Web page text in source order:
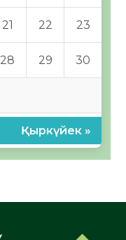
21 22 23
28 29 30
Қыркүйек »